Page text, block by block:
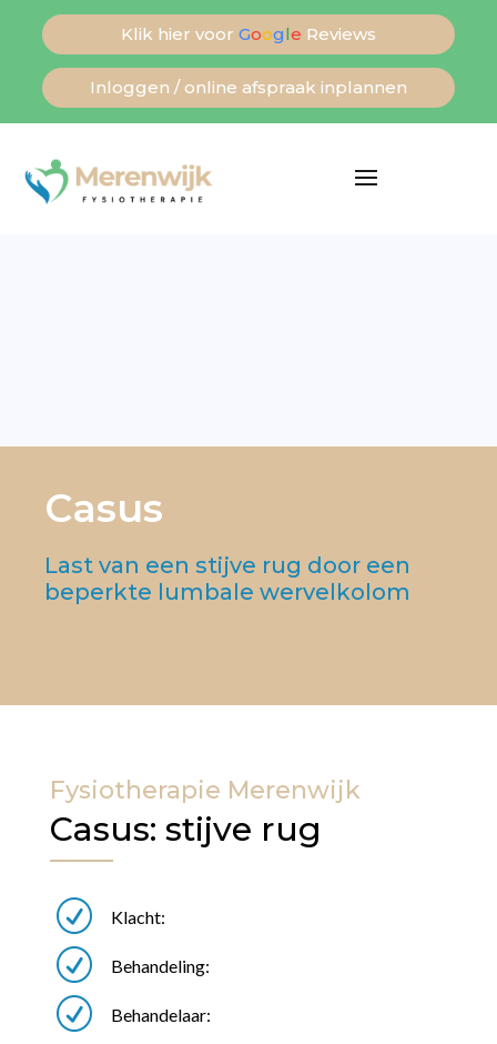
Klik hier voor Google Reviews
Inloggen / online afspraak inplannen
Casus
Last van een stijve rug door een
beperkte lumbale wervelkolom
Fysiotherapie Merenwijk
Casus: stijve rug
R Klacht:
R Behandeling:
R Behandelaar: